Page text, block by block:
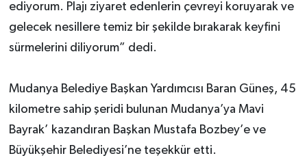
ediyorum. Plajı ziyaret edenlerin çevreyi koruyarak ve
gelecek nesillere temiz bir şekilde bırakarak keyfini
sürmelerini diliyorum” dedi.
Mudanya Belediye Başkan Yardımcısı Baran Güneş, 45
kilometre sahip şeridi bulunan Mudanya’ya Mavi
Bayrak’ kazandıran Başkan Mustafa Bozbey’e ve
Büyükşehir Belediyesi’ne teşekkür etti.